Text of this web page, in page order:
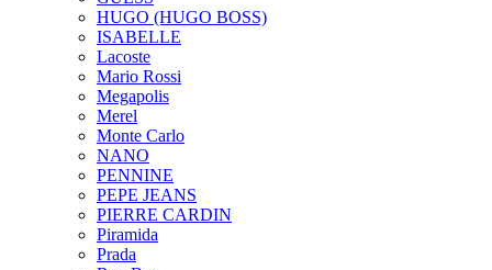
HUGO (HUGO BOSS)
ISABELLE
Lacoste
Mario Rossi
Megapolis
Merel
Monte Carlo
NANO
PENNINE
PEPE JEANS
PIERRE CARDIN
Piramida
Prada